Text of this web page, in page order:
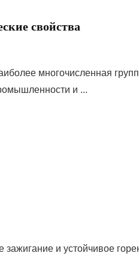
свойства
многочисленная
и ...
зажигание и устойчивое